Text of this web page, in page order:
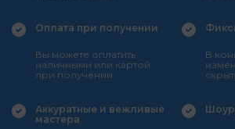
Оплата при получении
Вы можете оплатить
наличными или картой
при получении
В
Аккуратные и вежливые
мастера